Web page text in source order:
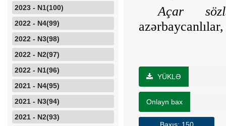
2023 - N1(100)
2022 - N4(99)
2022 - N3(98)
2022 - N2(97)
2022 - N1(96)
2021 - N4(95)
2021 - N3(94)
2021 - N2(93)
Açar
YÜKLƏ
Onlayn bax